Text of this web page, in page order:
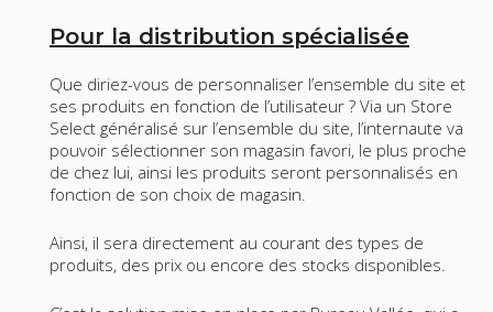
Pour la distribution spécialisée
Que diriez-vous de personnaliser l’ensemble du site et
ses produits en fonction de l’utilisateur ? Via un Store
Select généralisé sur l’ensemble du site, l’internaute va
pouvoir sélectionner son magasin favori, le plus proche
de chez lui, ainsi les produits seront personnalisés en
fonction de son choix de magasin.
Ainsi, il sera directement au courant des types de
produits, des prix ou encore des stocks disponibles.